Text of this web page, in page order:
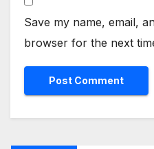
Save my name, email,
browser for the next